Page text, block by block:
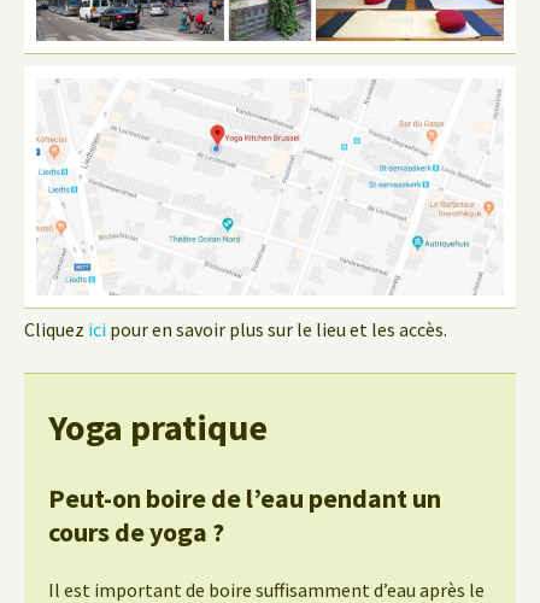
Cliquez ici pour en savoir plus sur le lieu et les accès.
Yoga pratique
Peut-on boire de l’eau pendant un
cours de yoga ?
Il est important de boire suffisamment d’eau après le